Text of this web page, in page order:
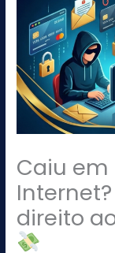
Caiu em
direito